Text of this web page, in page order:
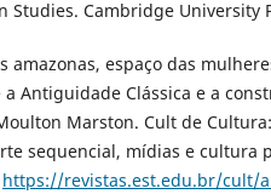
Studies. Cambridge University
amazonas, espaço das
Antiguidade Clássica e a
Marston. Cult de
sequencial, mídias e cultura
https://revistas.est.edu.br/cult/